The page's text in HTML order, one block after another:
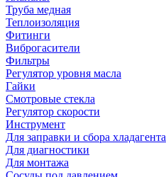
Труба медная
Теплоизоляция
Фитинги
Виброгасители
Фильтры
Регулятор уровня масла
Гайки
Смотровые стекла
Регулятор скорости
Инструмент
Для заправки и сбора хладагента
Для диагностики
Для монтажа